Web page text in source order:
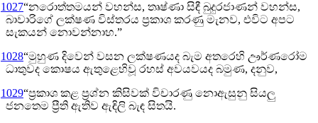
1027“නරොත්තමයන් වහන්ස, තෘෂ්ණා සිඳී බුදුරජාණන් වහන්ස,
බාවාරිගේ ලක්ෂණ විස්තරය ප්‍රකාශ කරණු මැනව, එවිට අපට
සැකයන් නොවන්නාහ.”
1028“මුහුණ දිවෙන් වසන ලක්ෂණයද බැම අතරෙහි ඌර්ණරෝම
ධාතුවද කොෂය ඇතුළෙහිවූ රහස් අවයවයද බමුණ, දනුව,
1029“ප්‍රකාශ කළ ප්‍රශ්න කිසිවක් විචාරණු නොඇසුනු සියලු
ජනතෙම ප්‍රීති ඇතිව ඇඳිලි බැඳ සිතයි.